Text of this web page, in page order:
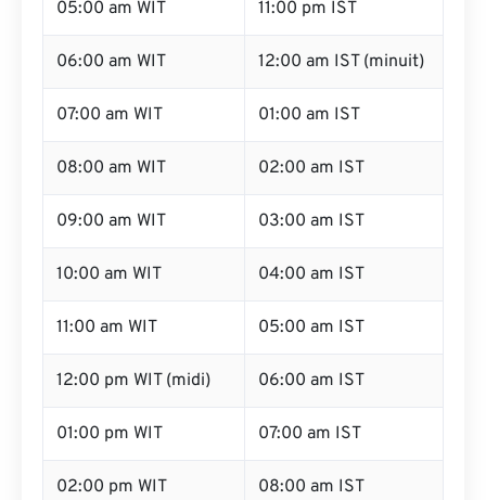
05:00 am WIT 11:00 pm IST
06:00 am WIT 12:00 am IST (minuit)
07:00 am WIT 01:00 am IST
08:00 am WIT 02:00 am IST
09:00 am WIT 03:00 am IST
10:00 am WIT 04:00 am IST
11:00 am WIT 05:00 am IST
12:00 pm WIT (midi) 06:00 am IST
01:00 pm WIT 07:00 am IST
02:00 pm WIT 08:00 am IST